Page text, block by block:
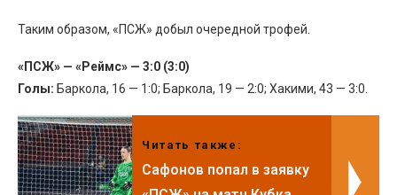
Таким образом, «ПСЖ» добыл очередной трофей.
«ПСЖ» — «Реймс» — 3:0 (3:0)
Голы: Баркола, 16 — 1:0; Баркола, 19 — 2:0; Хакими, 43 — 3:0.
Читать также:
Сафонов попал в заявку